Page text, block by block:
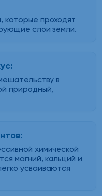
которые проходят
слои земли.
в
природный,
химической
магний, кальций и
усваиваются